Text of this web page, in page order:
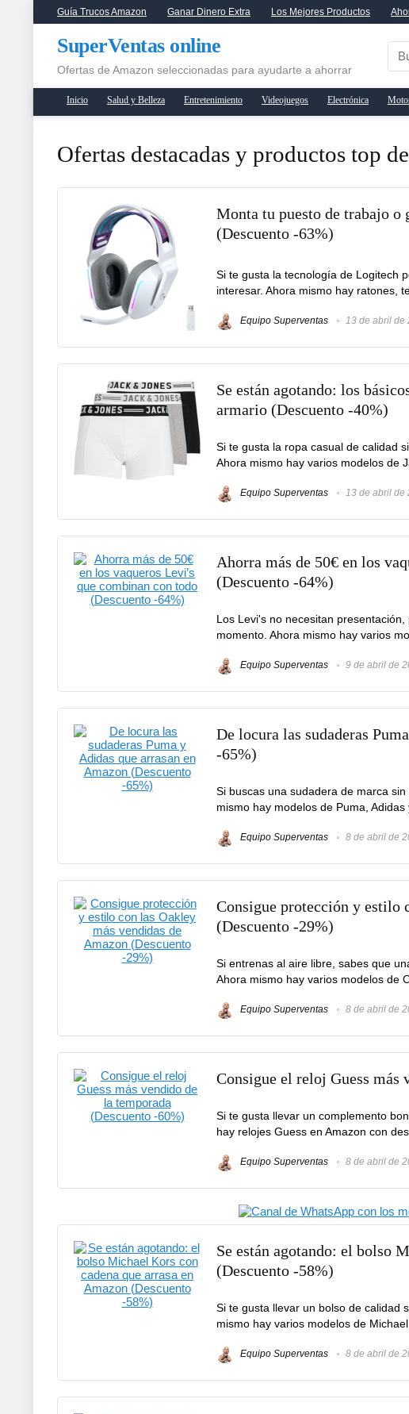
Guía Trucos Amazon Ganar Dinero Extra Los Mejores Productos
SuperVentas online
Ofertas de Amazon seleccionadas para ayudarte a ahorrar
Inicio Salud y Belleza Entretenimiento Videojuegos Electrónica
Ofertas destacadas y productos top
Monta tu puesto de trabajo o
(Descuento -63%)
Si te gusta la tecnología de Logitech
interesar. Ahora mismo hay ratones,
Equipo Superventas 13 de abril de
Se están agotando: los
armario (Descuento -40%)
Si te gusta la ropa casual de calidad
Ahora mismo hay varios modelos de
Equipo Superventas 13 de abril de
Ahorra más de 50€ en los
(Descuento -64%)
Los Levi's no necesitan
momento. Ahora mismo hay varios
Equipo Superventas 9 de abril de
De locura las sudaderas
-65%)
Si buscas una sudadera de marca
mismo hay modelos de Puma,
Equipo Superventas 8 de abril de
Consigue protección y estilo
(Descuento -29%)
Si entrenas al aire libre, sabes que
Ahora mismo hay varios modelos de
Equipo Superventas 8 de abril de
Consigue el reloj Guess más
Si te gusta llevar un complemento
hay relojes Guess en Amazon con
Equipo Superventas 8 de abril de
Se están agotando: el bolso
(Descuento -58%)
Si te gusta llevar un bolso de calidad
mismo hay varios modelos de
Equipo Superventas 8 de abril de